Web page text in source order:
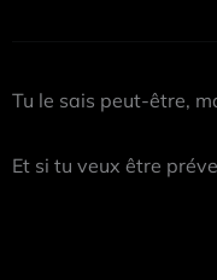
Tu le sais peut-être,
Et si tu veux être